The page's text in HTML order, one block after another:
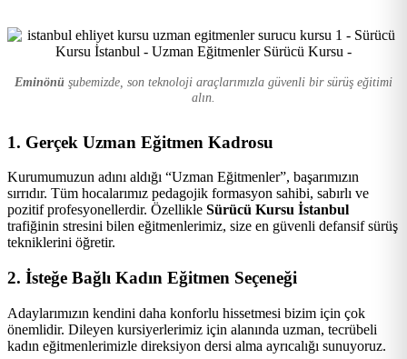
Eminönü şubemizde, son teknoloji araçlarımızla güvenli bir sürüş eğitimi
alın.
1. Gerçek Uzman Eğitmen Kadrosu
Kurumumuzun adını aldığı “Uzman Eğitmenler”, başarımızın
sırrıdır. Tüm hocalarımız pedagojik formasyon sahibi, sabırlı ve
pozitif profesyonellerdir. Özellikle Sürücü Kursu İstanbul
trafiğinin stresini bilen eğitmenlerimiz, size en güvenli defansif sürüş
tekniklerini öğretir.
2. İsteğe Bağlı Kadın Eğitmen Seçeneği
Adaylarımızın kendini daha konforlu hissetmesi bizim için çok
önemlidir. Dileyen kursiyerlerimiz için alanında uzman, tecrübeli
kadın eğitmenlerimizle direksiyon dersi alma ayrıcalığı sunuyoruz.